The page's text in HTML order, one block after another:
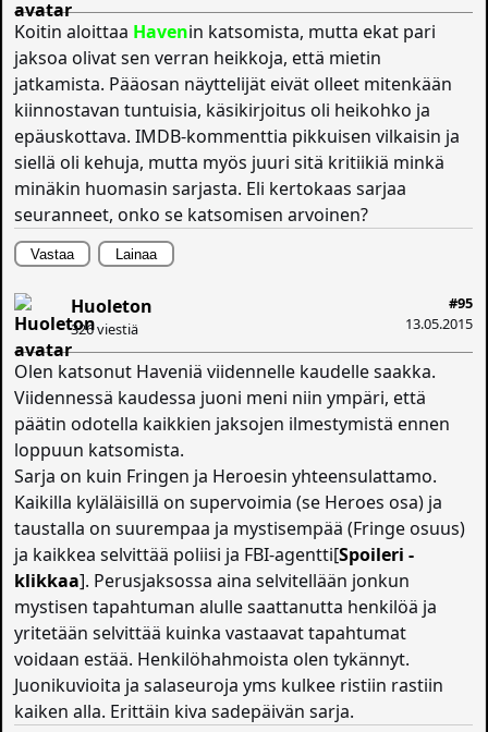
Koitin aloittaa Havenin katsomista, mutta ekat pari
jaksoa olivat sen verran heikkoja, että mietin
jatkamista. Pääosan näyttelijät eivät olleet mitenkään
kiinnostavan tuntuisia, käsikirjoitus oli heikohko ja
epäuskottava. IMDB-kommenttia pikkuisen vilkaisin ja
siellä oli kehuja, mutta myös juuri sitä kritiikiä minkä
minäkin huomasin sarjasta. Eli kertokaas sarjaa
seuranneet, onko se katsomisen arvoinen?
Vastaa Lainaa
#95
13.05.2015
Huoleton
326 viestiä
Olen katsonut Haveniä viidennelle kaudelle saakka.
Viidennessä kaudessa juoni meni niin ympäri, että
päätin odotella kaikkien jaksojen ilmestymistä ennen
loppuun katsomista.
Sarja on kuin Fringen ja Heroesin yhteensulattamo.
Kaikilla kyläläisillä on supervoimia (se Heroes osa) ja
taustalla on suurempaa ja mystisempää (Fringe osuus)
ja kaikkea selvittää poliisi ja FBI-agentti[Spoileri -
klikkaa]. Perusjaksossa aina selvitellään jonkun
mystisen tapahtuman alulle saattanutta henkilöä ja
yritetään selvittää kuinka vastaavat tapahtumat
voidaan estää. Henkilöhahmoista olen tykännyt.
Juonikuvioita ja salaseuroja yms kulkee ristiin rastiin
kaiken alla. Erittäin kiva sadepäivän sarja.